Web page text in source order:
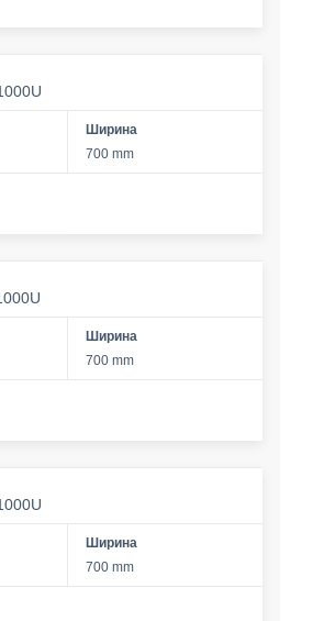
Ширина
700 mm
Ширина
700 mm
Ширина
700 mm